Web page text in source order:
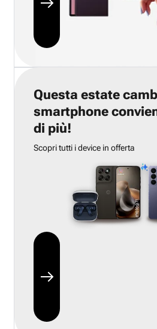
Questa estate
smartphone
di più!
Scopri tutti i device in offerta